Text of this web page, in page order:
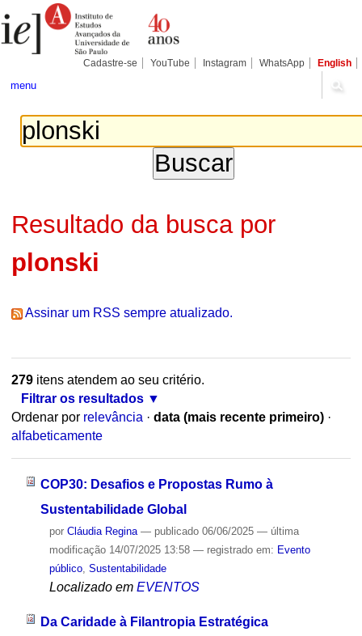
para
conteúdo.
Pessoais
Cadastre-se YouTube Instagram WhatsApp English
menu
Resultado da busca por
plonski
Assinar um RSS sempre atualizado.
279itens atendem ao seu critério.
Filtrar os resultados
Ordenar por relevância · data (mais recente primeiro) ·
alfabeticamente
COP30: Desafios e Propostas Rumo à
Sustentabilidade Global
por Cláudia Regina — publicado06/06/2025 — última
modificação14/07/2025 13:58 — registrado em: Evento
público, Sustentabilidade
Localizado em EVENTOS
Da Caridade à Filantropia Estratégica